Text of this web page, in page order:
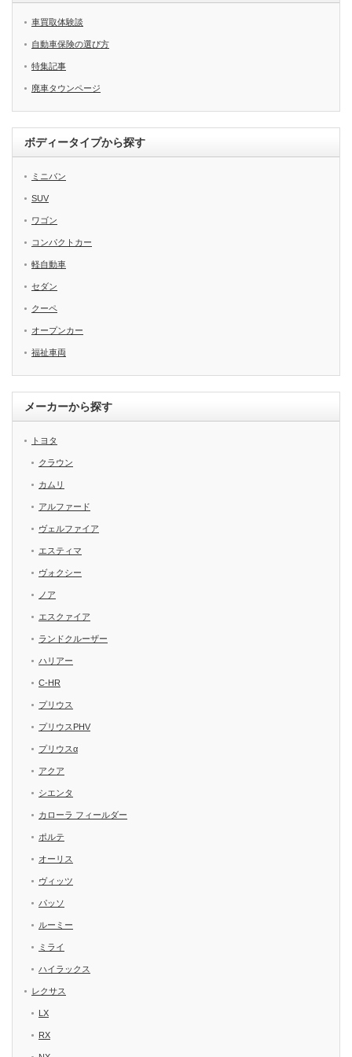
車買取体験談
自動車保険の選び方
特集記事
廃車タウンページ
ボディータイプから探す
ミニバン
SUV
ワゴン
コンパクトカー
軽自動車
セダン
クーペ
オープンカー
福祉車両
メーカーから探す
トヨタ
クラウン
カムリ
アルファード
ヴェルファイア
エスティマ
ヴォクシー
ノア
エスクァイア
ランドクルーザー
ハリアー
C-HR
プリウス
プリウスPHV
プリウスα
アクア
シエンタ
カローラ フィールダー
ポルテ
オーリス
ヴィッツ
パッソ
ルーミー
ミライ
ハイラックス
レクサス
LX
RX